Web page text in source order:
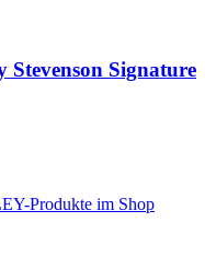
Stevenson Signature
Produkte im Shop